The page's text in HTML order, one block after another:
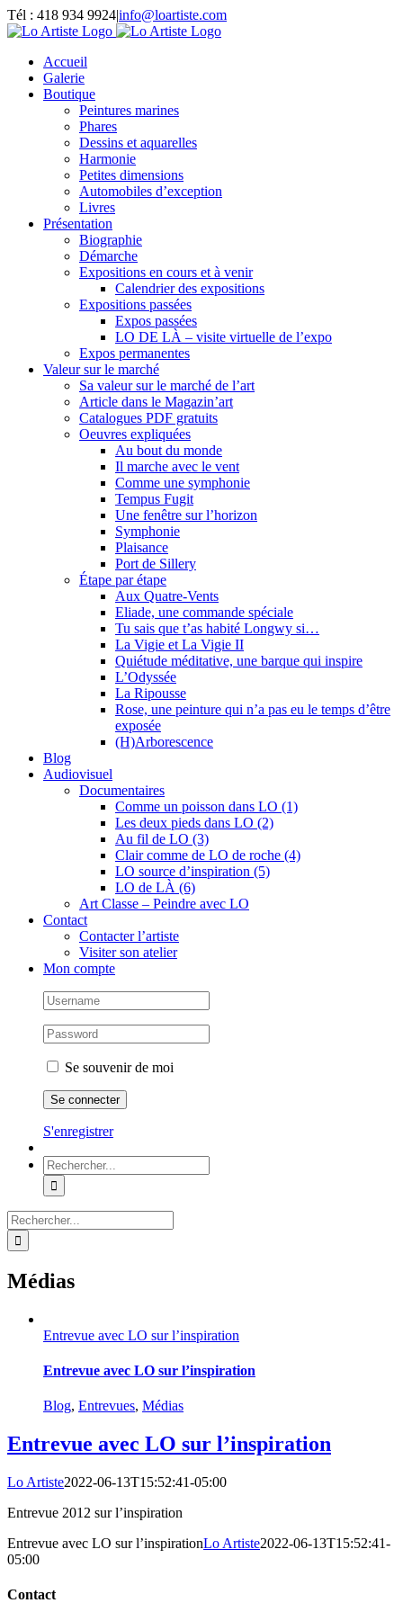
Passer
au
Tél : 418 934 9924|info@loartiste.com
Facebook
Instagram
Email
Pinterest
YouTube
Accueil
Galerie
Boutique
Peintures marines
Phares
Dessins et aquarelles
Harmonie
Petites dimensions
Automobiles d’exception
Livres
Présentation
Biographie
Démarche
Expositions en cours et à venir
Calendrier des expositions
Expositions passées
Expos passées
LO DE LÀ – visite virtuelle de l’expo
Expos permanentes
Valeur sur le marché
Sa valeur sur le marché de l’art
Article dans le Magazin’art
Catalogues PDF gratuits
Oeuvres expliquées
Au bout du monde
Il marche avec le vent
Comme une symphonie
Tempus Fugit
Une fenêtre sur l’horizon
Symphonie
Plaisance
Port de Sillery
Étape par étape
Aux Quatre-Vents
Eliade, une commande spéciale
Tu sais que t’as habité Longwy si…
La Vigie et La Vigie II
Quiétude méditative, une barque qui inspire
L’Odyssée
La Ripousse
Rose, une peinture qui n’a pas eu le temps d’être
exposée
(H)Arborescence
Blog
Audiovisuel
Documentaires
Comme un poisson dans LO (1)
Les deux pieds dans LO (2)
Au fil de LO (3)
Clair comme de LO de roche (4)
LO source d’inspiration (5)
LO de LÀ (6)
Art Classe – Peindre avec LO
Contact
Contacter l’artiste
Visiter son atelier
Mon compte
Se souvenir de moi
S'enregistrer
Rechercher:
Rechercher:
Médias
Entrevue avec LO sur l’inspiration
Entrevue avec LO sur l’inspiration
Blog, Entrevues, Médias
Entrevue avec LO sur l’inspiration
Lo Artiste2022-06-13T15:52:41-05:00
Entrevue 2012 sur l’inspiration
Entrevue avec LO sur l’inspirationLo Artiste2022-06-13T15:52:41-
05:00
Contact